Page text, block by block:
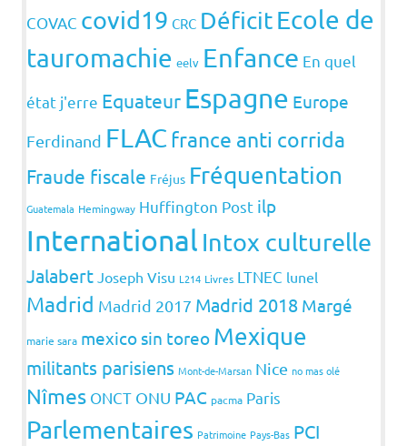
COVAC covid19 CRC DéficitEcole de
tauromachie eelv Enfance En quel
état j'erre Equateur Espagne Europe
Ferdinand FLAC france anti corrida
Fraude fiscale Fréjus Fréquentation
Guatemala Hemingway Huffington Post ilp
International Intox culturelle
Jalabert Joseph Visu L214 Livres LTNEC lunel
Madrid Madrid 2017 Madrid 2018 Margé
marie sara mexico sin toreo Mexique
militants parisiens Mont-de-Marsan Nice no mas olé
Nîmes ONCT ONU PAC pacma Paris
Parlementaires Patrimoine Pays-Bas PCI